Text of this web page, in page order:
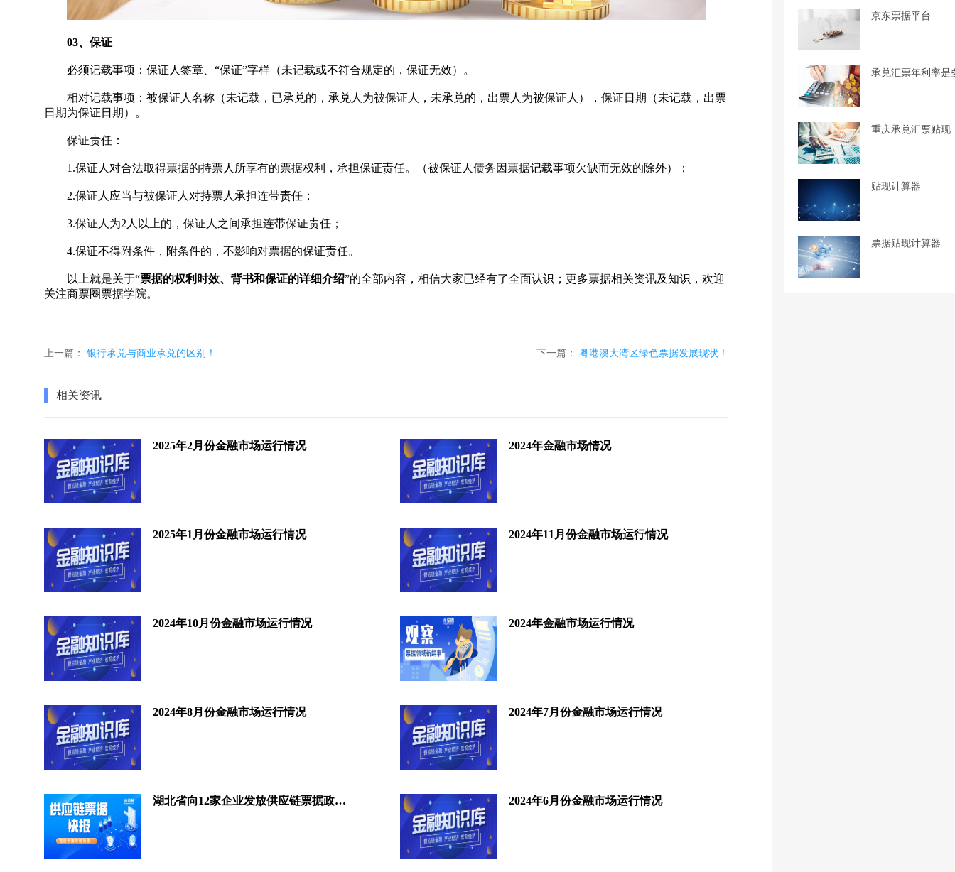
03、保证
必须记载事项：保证人签章、“保证”字样（未记载或不符合规定的，保证无效）。
相对记载事项：被保证人名称（未记载，已承兑的，承兑人为被保证人，未承兑的，出票人为被保证人），保证日期（未记载，出票
日期为保证日期）。
保证责任：
1.保证人对合法取得票据的持票人所享有的票据权利，承担保证责任。（被保证人债务因票据记载事项欠缺而无效的除外）；
2.保证人应当与被保证人对持票人承担连带责任；
3.保证人为2人以上的，保证人之间承担连带保证责任；
4.保证不得附条件，附条件的，不影响对票据的保证责任。
以上就是关于“票据的权利时效、背书和保证的详细介绍”的全部内容，相信大家已经有了全面认识；更多票据相关资讯及知识，欢迎
关注商票圈票据学院。
上一篇： 银行承兑与商业承兑的区别！ 下一篇： 粤港澳大湾区绿色票据发展现状！
相关资讯
2025年2月份金融市场运行情况 2024年金融市场情况
2025年1月份金融市场运行情况 2024年11月份金融市场运行情况
2024年10月份金融市场运行情况 2024年金融市场运行情况
2024年8月份金融市场运行情况 2024年7月份金融市场运行情况
湖北省向12家企业发放供应链票据政策奖励 2024年6月份金融市场运行情况
京东票据平台
承兑汇票年利率是
重庆承兑汇票贴现
贴现计算器
票据贴现计算器